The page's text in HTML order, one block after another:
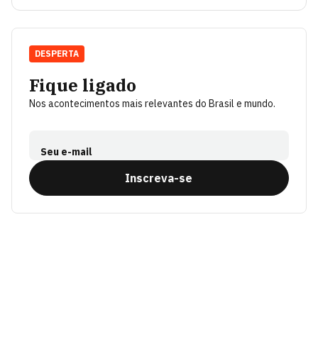
Fique ligado
Nos acontecimentos mais relevantes do Brasil e mundo.
Seu e-mail
Inscreva-se
DESPERTA